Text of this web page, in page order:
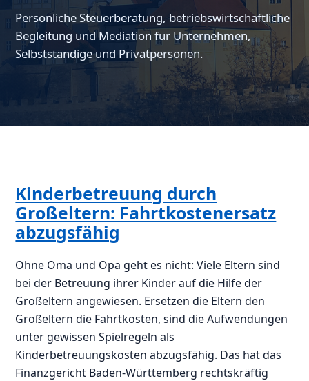
Persönliche Steuerberatung, betriebswirtschaftliche
Begleitung und Mediation für Unternehmen,
Selbstständige und Privatpersonen.
Kinderbetreuung durch
Großeltern: Fahrtkostenersatz
abzugsfähig
Ohne Oma und Opa geht es nicht: Viele Eltern sind
bei der Betreuung ihrer Kinder auf die Hilfe der
Großeltern angewiesen. Ersetzen die Eltern den
Großeltern die Fahrtkosten, sind die Aufwendungen
unter gewissen Spielregeln als
Kinderbetreuungskosten abzugsfähig. Das hat das
Finanzgericht Baden-Württemberg rechtskräftig